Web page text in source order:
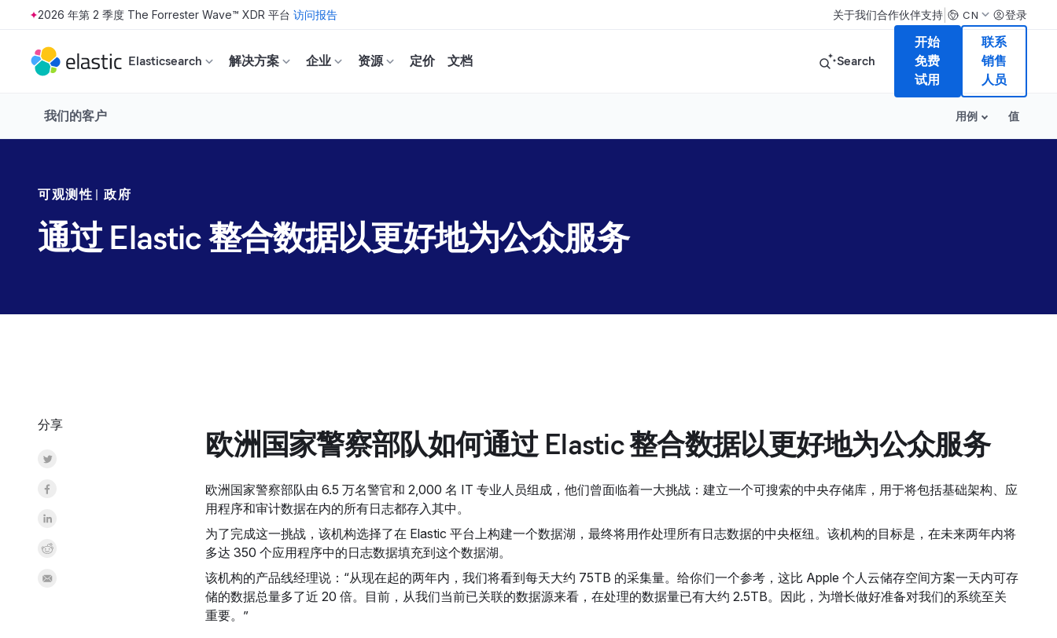
Skip to main content
2026 年第 2 季度 The Forrester Wave™ XDR 平台 访问报告 关于我们合作伙伴支持 CN 登录
Elasticsearch 解决方案 企业 资源 定价 文档 Search
开始
免费
试用
联系
销售
人员
我们的客户 用例 值
可观测性 政府
通过 Elastic 整合数据以更好地为公众服务
分享
Share on Twitter
Share on Facebook
Share on LinkedInr
Share on Reddit
Share by Email
欧洲国家警察部队如何通过 Elastic 整合数据以更好地为公众服务
欧洲国家警察部队由 6.5 万名警官和 2,000 名 IT 专业人员组成，他们曾面临着一大挑战：建立一个可搜索的中央存储库，用于将包括基础架构、应
用程序和审计数据在内的所有日志都存入其中。
为了完成这一挑战，该机构选择了在 Elastic 平台上构建一个数据湖，最终将用作处理所有日志数据的中央枢纽。该机构的目标是，在未来两年内将
多达 350 个应用程序中的日志数据填充到这个数据湖。
该机构的产品线经理说：“从现在起的两年内，我们将看到每天大约 75TB 的采集量。给你们一个参考，这比 Apple 个人云储存空间方案一天内可存
储的数据总量多了近 20 倍。目前，从我们当前已关联的数据源来看，在处理的数据量已有大约 2.5TB。因此，为增长做好准备对我们的系统至关
重要。”